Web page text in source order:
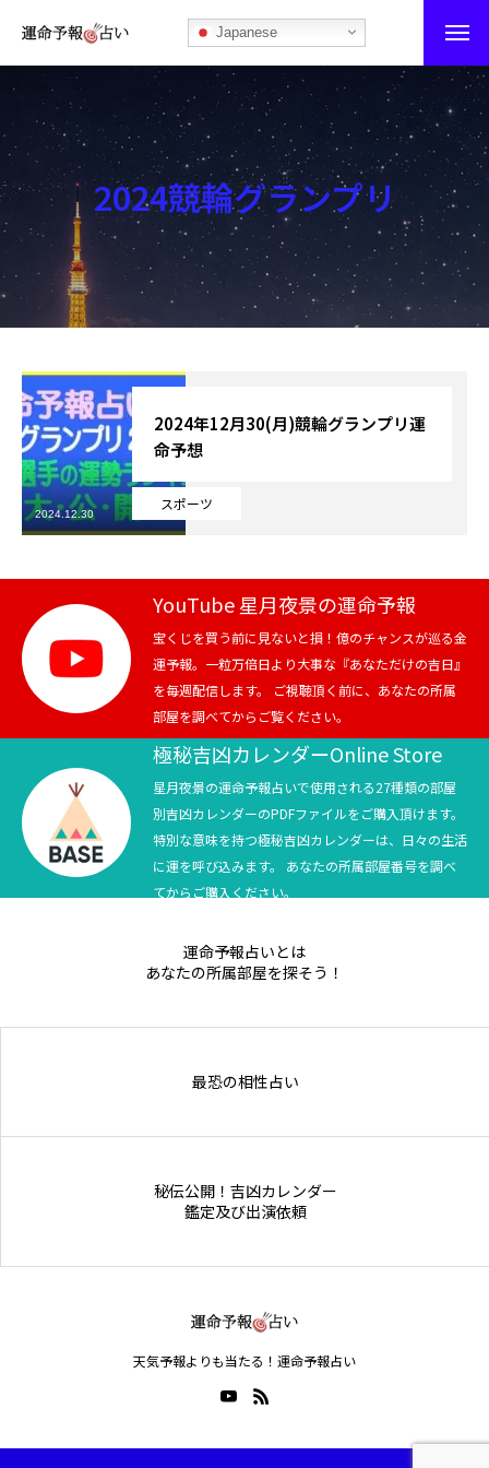
Japanese
運命予報占い
運命予報占いとは
あなたの所属部屋を探そう！
最恐の相性占い
秘伝公開！吉凶カレンダー
記事カテゴリー
ブログ
お知らせ
芸能界
テニス
スポーツ
競馬
テニス四大大会・五輪
テニス四大大会・五輪
2024競輪グランプリ
スポーツ
2024年12月30(月)競輪グランプリ運
命予想
2024.12.30
YouTube 星月夜景の運命予報
宝くじを買う前に見ないと損！億のチャンスが巡る金
運予報。一粒万倍日より大事な『あなただけの吉日』
を毎週配信します。 ご視聴頂く前に、あなたの所属
部屋を調べてからご覧ください。
極秘吉凶カレンダーOnline Store
星月夜景の運命予報占いで使用される27種類の部屋
別吉凶カレンダーのPDFファイルをご購入頂けます。
特別な意味を持つ極秘吉凶カレンダーは、日々の生活
に運を呼び込みます。 あなたの所属部屋番号を調べ
てからご購入ください。
運命予報占いとは
あなたの所属部屋を探そう！
最恐の相性占い
秘伝公開！吉凶カレンダー
鑑定及び出演依頼
天気予報よりも当たる！運命予報占い